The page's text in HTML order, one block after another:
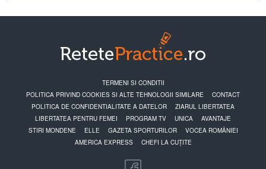
TERMENI SI CONDITII
POLITICA PRIVIND COOKIES SI ALTE TEHNOLOGII SIMILARE
CONTACT
POLITICA DE CONFIDENTIALITATE A DATELOR
ZIARUL LIBERTATEA
LIBERTATEA PENTRU FEMEI
PROGRAM TV UNICA
AVANTAJE
STIRI MONDENE
ELLE GAZETA SPORTURILOR
VOCEA ROMÂNIEI
AMERICA EXPRESS
CHEFI LA CUȚITE